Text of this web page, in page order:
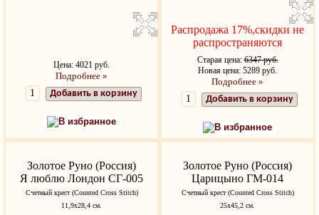
Цена: 4021 руб.
Подробнее »
Добавить в корзину
В избранное
Распродажа 17%,скидки не
распространяются
Старая цена:6347 руб.
Новая цена: 5289 руб.
Подробнее »
Добавить в корзину
В избранное
Золотое Руно (Россия)
Я люблю Лондон СГ-005
Счетный крест (Counted Cross Stitch)
11,9x28,4 см.
Золотое Руно (Россия)
Царицыно ГМ-014
Счетный крест (Counted Cross Stitch)
25х45,2 см.